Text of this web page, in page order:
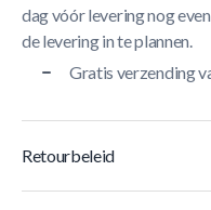
dag vóór levering nog
de levering in te plannen.
Gratis verzending
Retourbeleid